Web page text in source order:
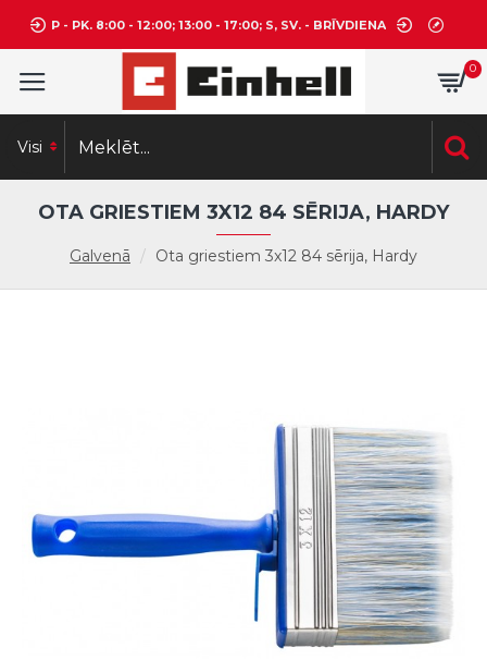
P - PK. 8:00 - 12:00; 13:00 - 17:00; S, SV. - BRĪVDIENA
0
Visi
Galvenā Ota griestiem 3x12 84 sērija, Hardy
OTA GRIESTIEM 3X12 84 SĒRIJA, HARDY